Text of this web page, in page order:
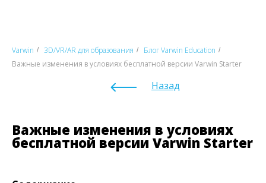
Varwin / 3D/VR/AR для образования / Блог Varwin Education /
Важные изменения в условиях бесплатной версии Varwin Starter
Назад
Важные изменения в условиях
бесплатной версии Varwin Starter